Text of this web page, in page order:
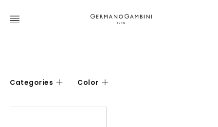
Categories Color